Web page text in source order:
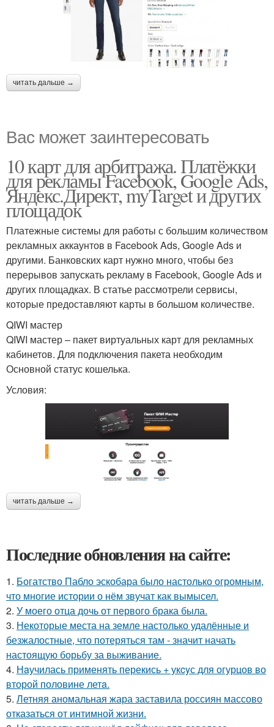
читать дальше →
Вас может заинтересовать
10 карт для арбитража. Платёжки
для рекламы Facebook, Google Ads,
Яндекс.Директ, myTarget и других
площадок
Платежные системы для работы с большим количеством
рекламных аккаунтов в Facebook Ads, Google Ads и
другими. Банковских карт нужно много, чтобы без
перерывов запускать рекламу в Facebook, Google Ads и
других площадках. В статье рассмотрели сервисы,
которые предоставляют карты в большом количестве.
QIWI мастер
QIWI мастер – пакет виртуальных карт для рекламных
кабинетов. Для подключения пакета необходим
Основной статус кошелька.
Условия:
читать дальше →
Последние обновления на сайте:
1. Богатство Пабло эскобара было настолько огромным,
что многие истории о нём звучат как вымысел.
2. У моего отца дочь от первого брака была.
3. Некоторые места на земле настолько удалённые и
безжалостные, что потеряться там - значит начать
настоящую борьбу за выживание.
4. Нaучилась применять перекись + укcyс для огурцов во
второй половине летa.
5. Летняя аномальная жара заставила россиян массово
отказаться от интимной жизни.